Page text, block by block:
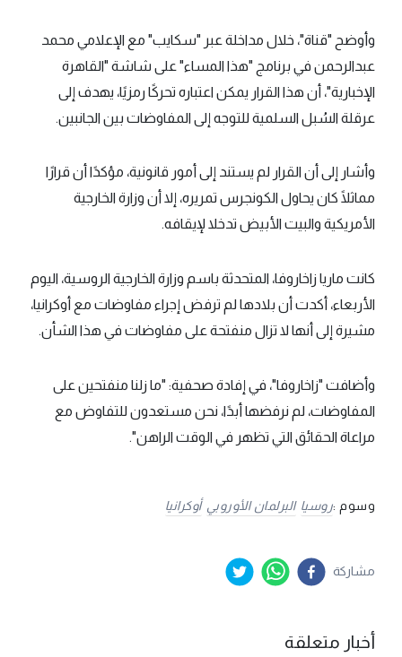
وأوضح "قناة"، خلال مداخلة عبر "سكايب" مع الإعلامي محمد
عبدالرحمن في برنامج "هذا المساء" على شاشة "القاهرة
الإخبارية"، أن هذا القرار يمكن اعتباره تحركًا رمزيًا، يهدف إلى
عرقلة السُبل السلمية للتوجه إلى المفاوضات بين الجانبين.
وأشار إلى أن القرار لم يستند إلى أمور قانونية، مؤكدًا أن قرارًا
مماثلًا كان يحاول الكونجرس تمريره، إلا أن وزارة الخارجية
الأمريكية والبيت الأبيض تدخلا لإيقافه.
كانت ماريا زاخاروفا، المتحدثة باسم وزارة الخارجية الروسية، اليوم
الأربعاء، أكدت أن بلادها لم ترفض إجراء مفاوضات مع أوكرانيا،
مشيرة إلى أنها لا تزال منفتحة على مفاوضات في هذا الشأن.
وأضافت "زاخاروفا"، في إفادة صحفية: "ما زلنا منفتحين على
المفاوضات، لم نرفضها أبدًا، نحن مستعدون للتفاوض مع
مراعاة الحقائق التي تظهر في الوقت الراهن".
وسوم :روسيا البرلمان الأوروبي أوكرانيا
مشاركة
أخبار متعلقة